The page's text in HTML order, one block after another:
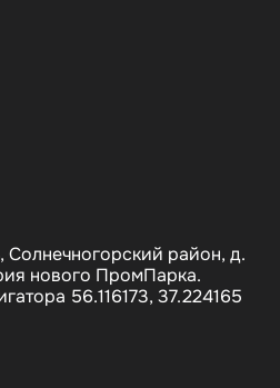
Солнечногорский район, д.
нового ПромПарка.
56.116173, 37.224165